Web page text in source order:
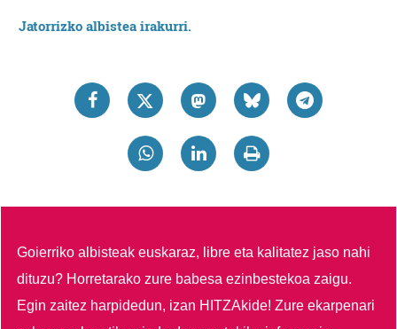
Jatorrizko albistea irakurri.
Goierriko albisteak euskaraz, libre eta kalitatez jaso nahi
dituzu? Horretarako zure babesa ezinbestekoa zaigu.
Egin zaitez harpidedun, izan HITZAkide!Zure ekarpenari